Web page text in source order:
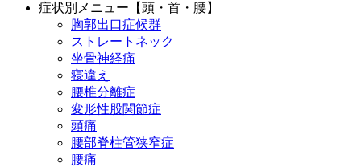
症状別メニュー【頭・首・腰】
胸郭出口症候群
ストレートネック
坐骨神経痛
寝違え
腰椎分離症
変形性股関節症
頭痛
腰部脊柱管狭窄症
腰痛